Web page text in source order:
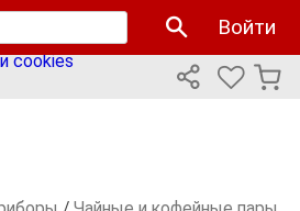
файлы для улучшения работы
Продолжая пользоваться сайтом
политикой использования
cookies
Войти